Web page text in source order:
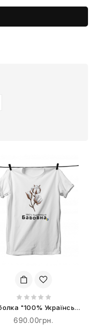
"100% Українська
Бавовна"
690.00грн.